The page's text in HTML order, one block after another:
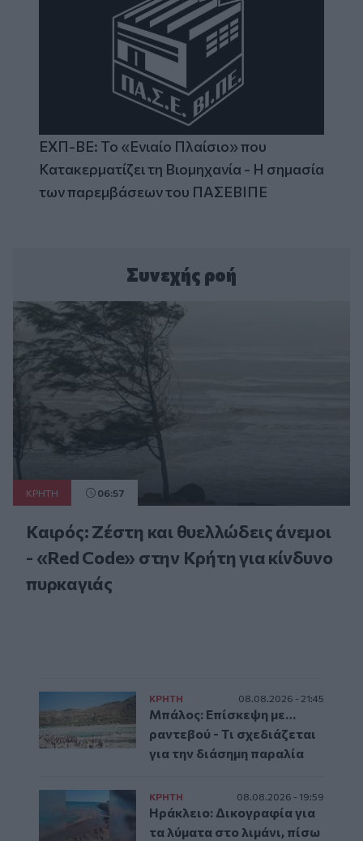
ΕΧΠ-ΒΕ: Το «Ενιαίο Πλαίσιο» που
Κατακερματίζει τη Βιομηχανία - Η σημασία
των παρεμβάσεων του ΠΑΣΕΒΙΠΕ
Συνεχής ροή
ΚΡΗΤΗ 06:57
Καιρός: Ζέστη και θυελλώδεις άνεμοι
- «Red Code» στην Κρήτη για κίνδυνο
πυρκαγιάς
ΚΡΗΤΗ 08.08.2026 - 21:45
Μπάλος: Επίσκεψη με…
ραντεβού - Τι σχεδιάζεται
για την διάσημη παραλία
ΚΡΗΤΗ 08.08.2026 - 19:59
Ηράκλειο: Δικογραφία για
τα λύματα στο λιμάνι, πίσω